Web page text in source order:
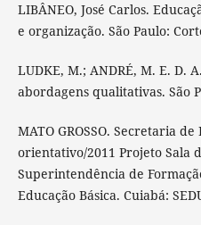
LIBÂNEO, José Carlos.
e organização. São Paulo:
LUDKE, M.; ANDRÉ, M. E. D.
abordagens qualitativas. São
MATO GROSSO. Secretaria
orientativo/2011 Projeto Sala
Superintendência de
Educação Básica. Cuiabá: